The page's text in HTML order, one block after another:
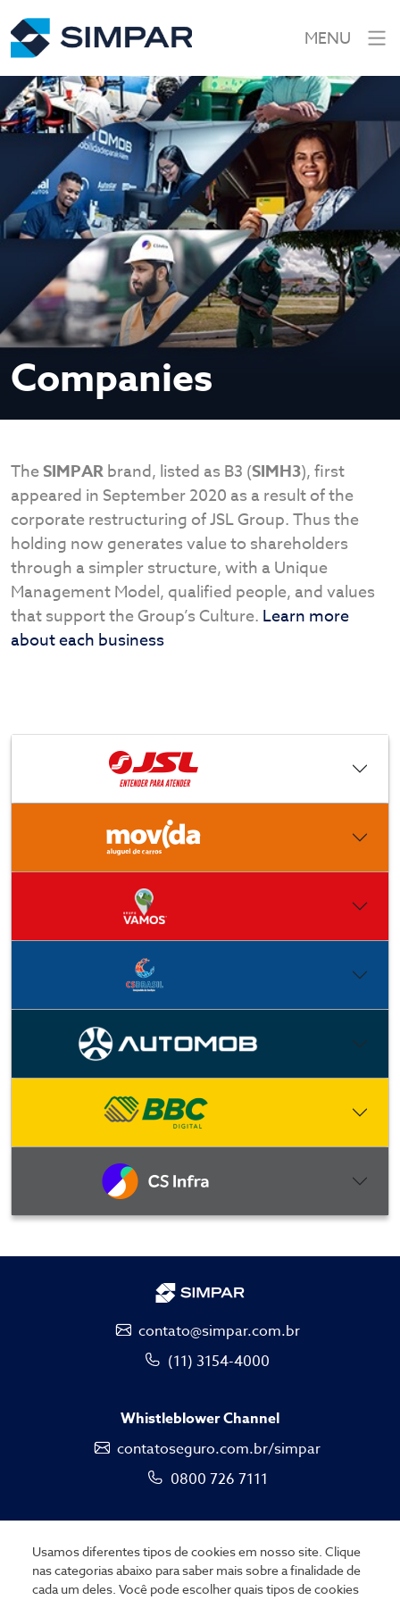
Usamos diferentes tipos de cookies em nosso site. Clique
nas categorias abaixo para saber mais sobre a finalidade de
cada um deles. Você pode escolher quais tipos de cookies
MENU
Companies
TheSIMPARbrand, listed as B3 (SIMH3), first
appeared in September 2020 as a result of the
corporate restructuring of JSL Group. Thus the
holding now generates value to shareholders
through a simpler structure, with a Unique
Management Model, qualified people, and values
that support the Group’s Culture. Learn more
about each business
contato@simpar.com.br
(11) 3154-4000
Whistleblower Channel
contatoseguro.com.br/simpar
0800 726 7111